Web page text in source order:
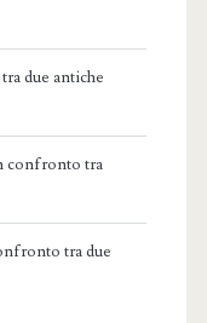
due antiche
confronto tra
tra due